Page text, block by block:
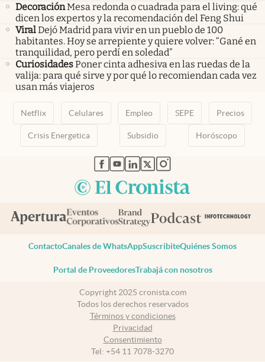
DecoraciónMesa redonda o cuadrada para el living: qué
dicen los expertos y la recomendación del Feng Shui
ViralDejó Madrid para vivir en un pueblo de 100
habitantes. Hoy se arrepiente y quiere volver: “Gané en
tranquilidad, pero perdí en soledad”
CuriosidadesPoner cinta adhesiva en las ruedas de la
valija: para qué sirve y por qué lo recomiendan cada vez
usan más viajeros
Netflix Celulares Empleo SEPE Precios
Crisis Energetica Subsidio Horóscopo
abre en nueva pestaña
abre en nueva pestaña
abre en nueva pestaña
abre en nueva pestaña
abre en nueva pestaña
ContactoCanales de WhatsAppSuscribiteQuiénes Somos
Portal de ProveedoresTrabajá con nosotros
Copyright 2025 cronista.com
Todos los derechos reservados
Términos y condiciones
Privacidad
Consentimiento
Tel: +54 11 7078-3270